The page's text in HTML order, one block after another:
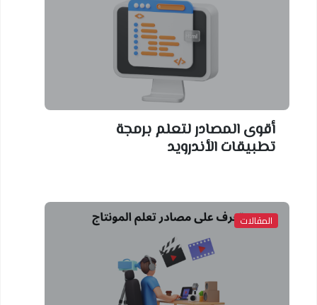
أقوى المصادر لتعلم برمجة
تطبيقات الأندرويد
المقالات